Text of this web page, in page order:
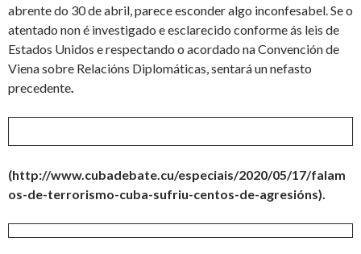
abrente do 30 de abril, parece esconder algo inconfesabel. Se o
atentado non é investigado e esclarecido conforme ás leis de
Estados Unidos e respectando o acordado na Convención de
Viena sobre Relacións Diplomáticas, sentará un nefasto
precedente.
(http://www.cubadebate.cu/especiais/2020/05/17/falam
os-de-terrorismo-cuba-sufriu-centos-de-agresións).